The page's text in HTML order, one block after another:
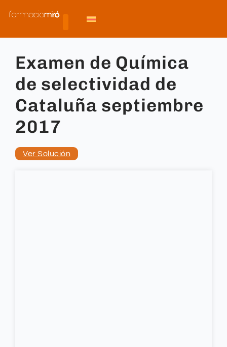
Examen de Química
de selectividad de
Cataluña septiembre
2017
Ver Solución